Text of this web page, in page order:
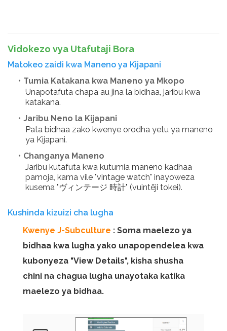
Vidokezo vya Utafutaji Bora
Matokeo zaidi kwa Maneno ya Kijapani
・Tumia Katakana kwa Maneno ya Mkopo
Unapotafuta chapa au jina la bidhaa, jaribu kwa
katakana.
・Jaribu Neno la Kijapani
Pata bidhaa zako kwenye orodha yetu ya maneno
ya Kijapani.
・Changanya Maneno
Jaribu kutafuta kwa kutumia maneno kadhaa
pamoja, kama vile "vintage watch" inayoweza
kusema "ヴィンテージ 時計" (vuintēji tokei).
Kushinda kizuizi cha lugha
Kwenye J-Subculture : Soma maelezo ya
bidhaa kwa lugha yako unapopendelea kwa
kubonyeza "View Details", kisha shusha
chini na chagua lugha unayotaka katika
maelezo ya bidhaa.